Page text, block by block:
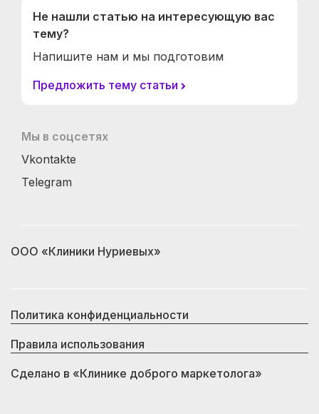
Не нашли статью на интересующую вас
тему?
Напишите нам и мы подготовим
Предложить тему статьи
Мы в соцсетях
Vkontakte
Telegram
ООО «Клиники Нуриевых»
Политика конфиденциальности
Правила использования
Сделано в «Клинике доброго маркетолога»